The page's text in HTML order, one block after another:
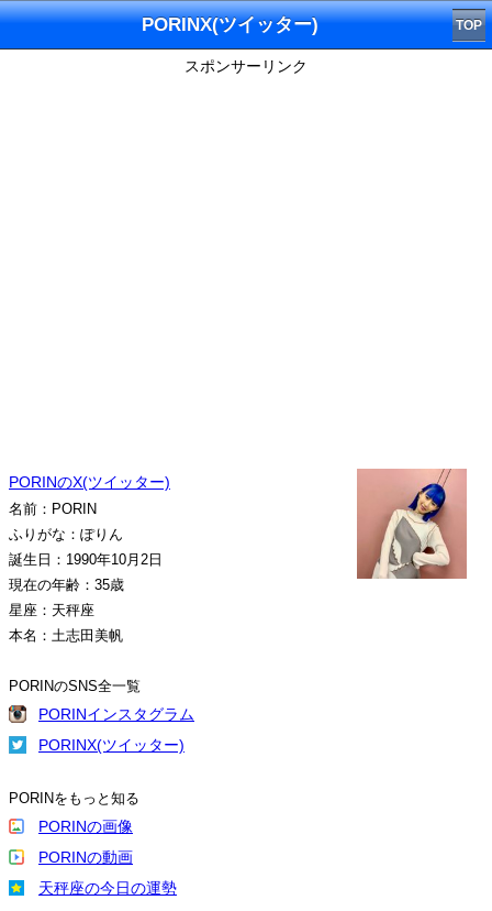
PORINX(ツイッター) TOP
スポンサーリンク
PORINのX(ツイッター)
名前：PORIN
ふりがな：ぽりん
誕生日：1990年10月2日
現在の年齢：35歳
星座：天秤座
本名：土志田美帆
PORINのSNS全一覧
PORINインスタグラム
PORINX(ツイッター)
PORINをもっと知る
PORINの画像
PORINの動画
天秤座の今日の運勢